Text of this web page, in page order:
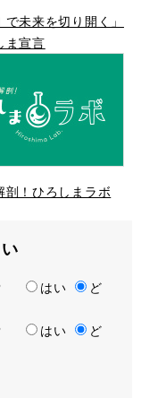
で未来を切り開く」
ま宣言
剖！ひろしまラボ
はい
ど
はい
ど